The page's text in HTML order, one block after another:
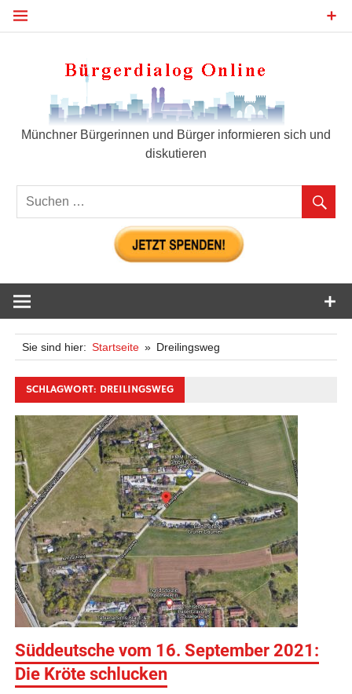
Zum
Münchner Bürgerinnen und Bürger informieren sich und
diskutieren
Sie sind hier: Startseite Dreilingsweg
SCHLAGWORT: DREILINGSWEG
Süddeutsche vom 16. September 2021:
Die Kröte schlucken